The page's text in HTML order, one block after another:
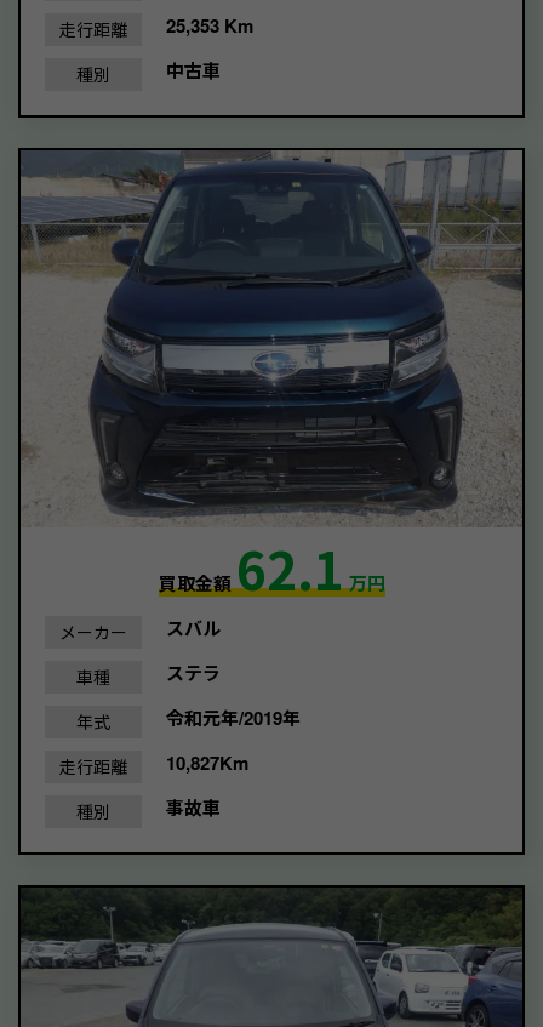
走行距離 25,353 Km
種別 中古車
買取金額62.1万円
メーカー スバル
車種 ステラ
年式 令和元年/2019年
走行距離 10,827Km
種別 事故車